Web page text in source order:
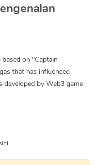
on "Captain
that has influenced
developed by Web3 game